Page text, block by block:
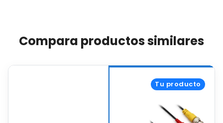
Compara productos similares
Tu producto